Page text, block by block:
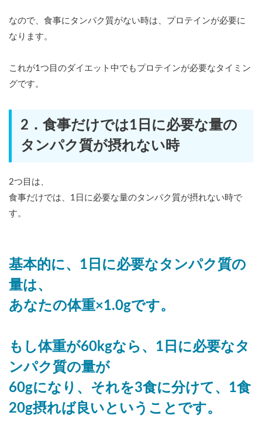
なので、食事にタンパク質がない時は、プロテインが必要に
なります。
これが1つ目のダイエット中でもプロテインが必要なタイミン
グです。
2．食事だけでは1日に必要な量の
タンパク質が摂れない時
2つ目は、
食事だけでは、1日に必要な量のタンパク質が摂れない時で
す。
基本的に、1日に必要なタンパク質の
量は、
あなたの体重×1.0gです。
もし体重が60kgなら、1日に必要なタ
ンパク質の量が
60gになり、それを3食に分けて、1食
20g摂れば良いということです。